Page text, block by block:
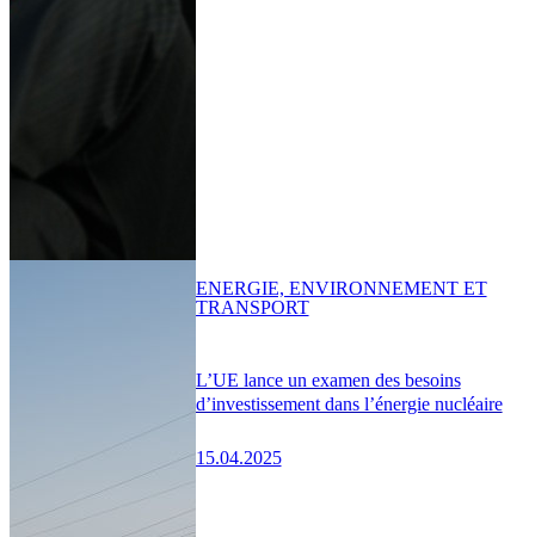
L’UE lance un examen des besoins
d’investissement dans l’énergie nucléaire
15.04.2025
ENERGIE, ENVIRONNEMENT ET
TRANSPORT